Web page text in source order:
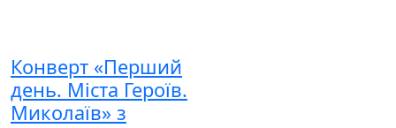
Конверт «Перший
день. Міста Героїв.
Миколаїв» з